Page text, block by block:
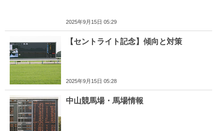
2025年9月15日 05:29
【セントライト記念】傾向と対策
2025年9月15日 05:28
中山競馬場・馬場情報